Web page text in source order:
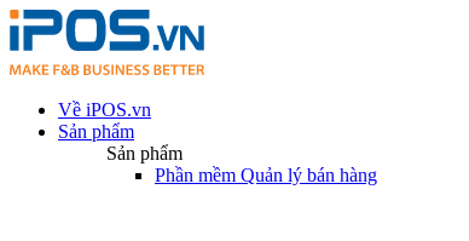
Về iPOS.vn
Sản phẩm
Sản phẩm
Phần mềm Quản lý bán hàng